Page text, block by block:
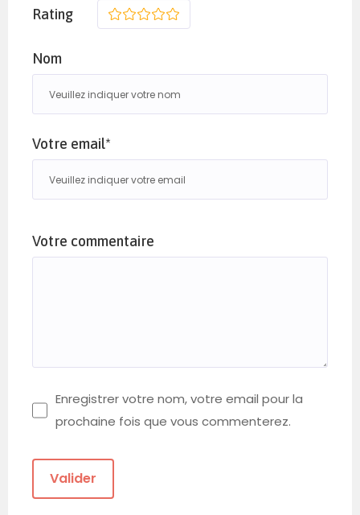
Rating 5
4
3
2
Nom
Votre email*
Votre commentaire
Enregistrer votre nom, votre email pour la
prochaine fois que vous commenterez.